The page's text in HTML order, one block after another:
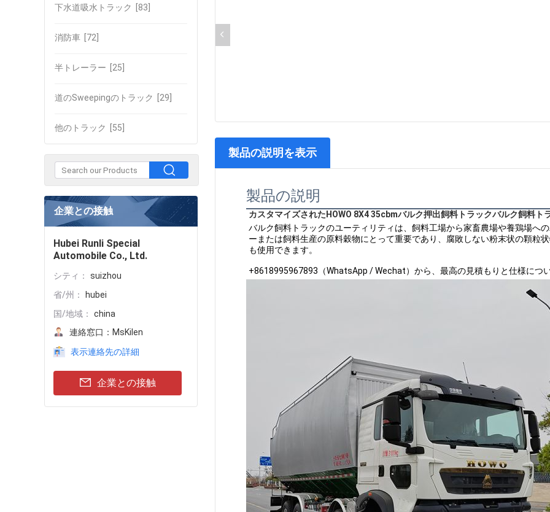
下水道吸水トラック [83]
消防車 [72]
半トレーラー [25]
道のSweepingのトラック [29]
他のトラック [55]
企業との接触
Hubei Runli Special
Automobile Co., Ltd.
シティ：
suizhou
省/州：
hubei
国/地域：
china
連絡窓口： MsKilen
表示連絡先の詳細
企業との接触
製品の説明を表示
製品の説明
カスタマイズされたHOWO 8X4 35cbmバルク押出飼料トラックバルク飼料ト
バルク飼料トラックのユーティリティは、飼料工場から家畜農場や養鶏場へ
ーまたは飼料生産の原料穀物にとって重要であり、腐敗しない粉末状の顆粒
も使用できます。
+8618995967893（WhatsApp / Wechat）から、最高の見積もりと仕様につ